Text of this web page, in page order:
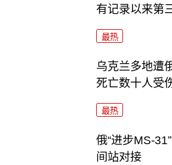
有记录以来第
最热
乌克兰多地遭
死亡数十人受
最热
俄“进步MS-
间站对接